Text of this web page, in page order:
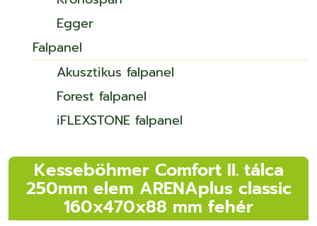
Egger
Falpanel
Akusztikus falpanel
Forest falpanel
iFLEXSTONE falpanel
Kesseböhmer Comfort II. tálca
250mm elem ARENAplus classic
160x470x88 mm fehér